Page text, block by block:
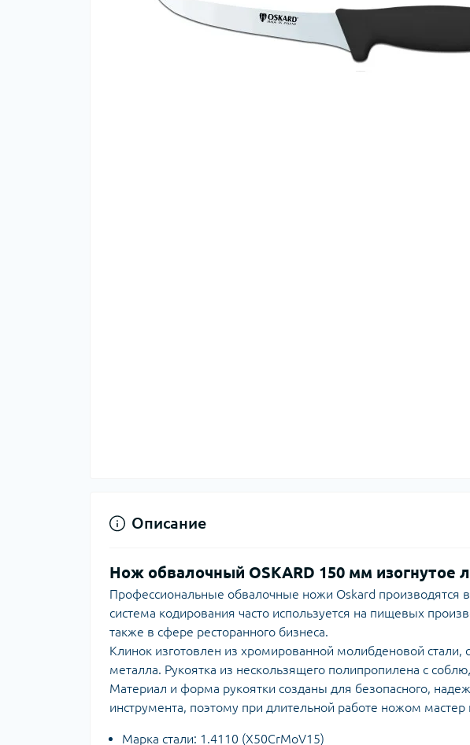
Описание
Нож обвалочный OSKARD 150 мм изогнутое
Профессиональные обвалочные ножи Oskard производятся
система кодирования часто используется на пищевых
также в сфере ресторанного бизнеса.
Клинок изготовлен из хромированной молибденовой
металла. Рукоятка из нескользящего полипропилена с
Материал и форма рукоятки созданы для безопасного,
инструмента, поэтому при длительной работе ножом мастер
Марка стали: 1.4110 (X50CrMoV15)